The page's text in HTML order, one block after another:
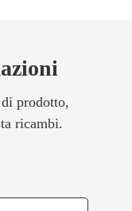
prodotto,
ricambi.